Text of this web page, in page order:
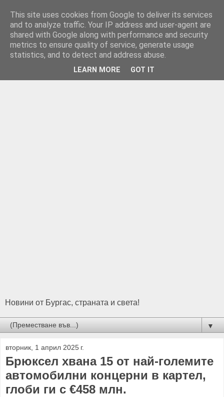
Новини от Бургас, страната и света!
▼
вторник, 1 април 2025 г.
Брюксел хвана 15 от най-големите
автомобилни концерни в картел,
глоби ги с €458 млн.
This site uses cookies from Google to deliver its services
and to analyze traffic. Your IP address and user-agent are
shared with Google along with performance and security
metrics to ensure quality of service, generate usage
statistics, and to detect and address abuse.
LEARN MORE GOT IT